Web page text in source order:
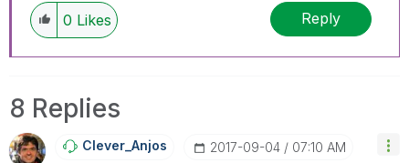
0 Likes Reply
8 Replies
Clever_Anjos ‎2017-09-04 07:10 AM